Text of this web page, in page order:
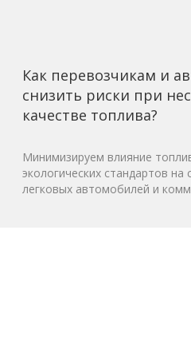
Как перевозчикам и
снизить риски при
качестве топлива?
Минимизируем влияние
экологических стандартов
легковых автомобилей и